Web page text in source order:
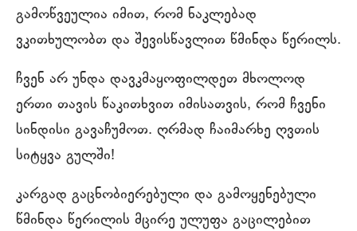
გამოწვეულია იმით, რომ ნაკლებად
ვკითხულობთ და შევისწავლით წმინდა წერილს.
ჩვენ არ უნდა დავკმაყოფილდეთ მხოლოდ
ერთი თავის წაკითხვით იმისათვის, რომ ჩვენი
სინდისი გავაჩუმოთ. ღრმად ჩაიმარხე ღვთის
სიტყვა გულში!
კარგად გაცნობიერებული და გამოყენებული
წმინდა წერილის მცირე ულუფა გაცილებით